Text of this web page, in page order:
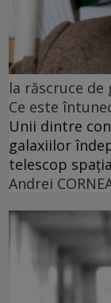
la răscruce de
Ce este
Unii dintre
galaxiilor
telescop
Andrei